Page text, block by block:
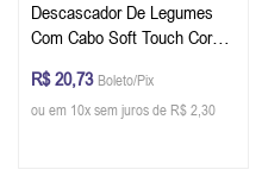
Descascador De Legumes
Com Cabo Soft Touch Cor
R$ 20,73 Boleto/Pix
ou em 10x sem juros de R$ 2,30